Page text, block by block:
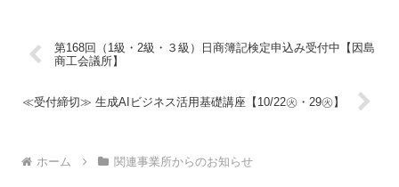
第168回（1級・2級・３級）日商簿記検定申込み受付中【因島
商工会議所】
≪受付締切≫ 生成AIビジネス活用基礎講座【10/22㊋・29㊋】
ホーム 関連事業所からのお知らせ